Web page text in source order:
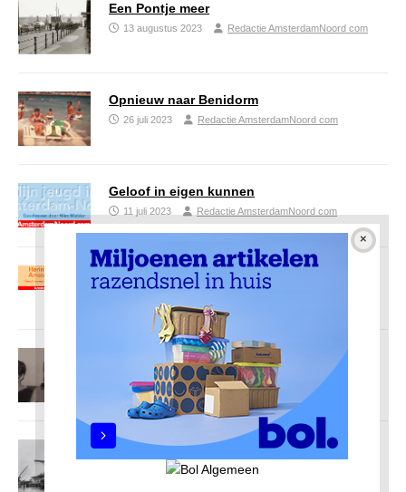
Een Pontje meer
13 augustus 2023 Redactie AmsterdamNoord com
Opnieuw naar Benidorm
26 juli 2023 Redactie AmsterdamNoord com
Geloof in eigen kunnen
11 juli 2023 Redactie AmsterdamNoord com
Vakantie
28 juni 2023 Redactie AmsterdamNoord com
Vissen in Noord
12 juni 2023 Redactie AmsterdamNoord com